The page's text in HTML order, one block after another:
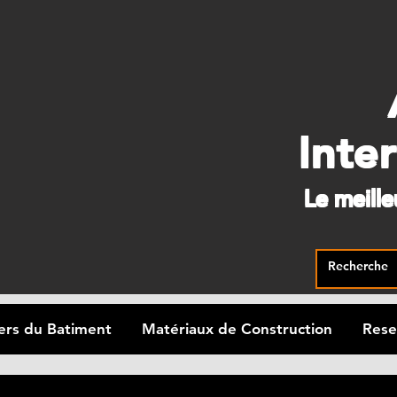
Le
du Batiment Matériaux de Construction